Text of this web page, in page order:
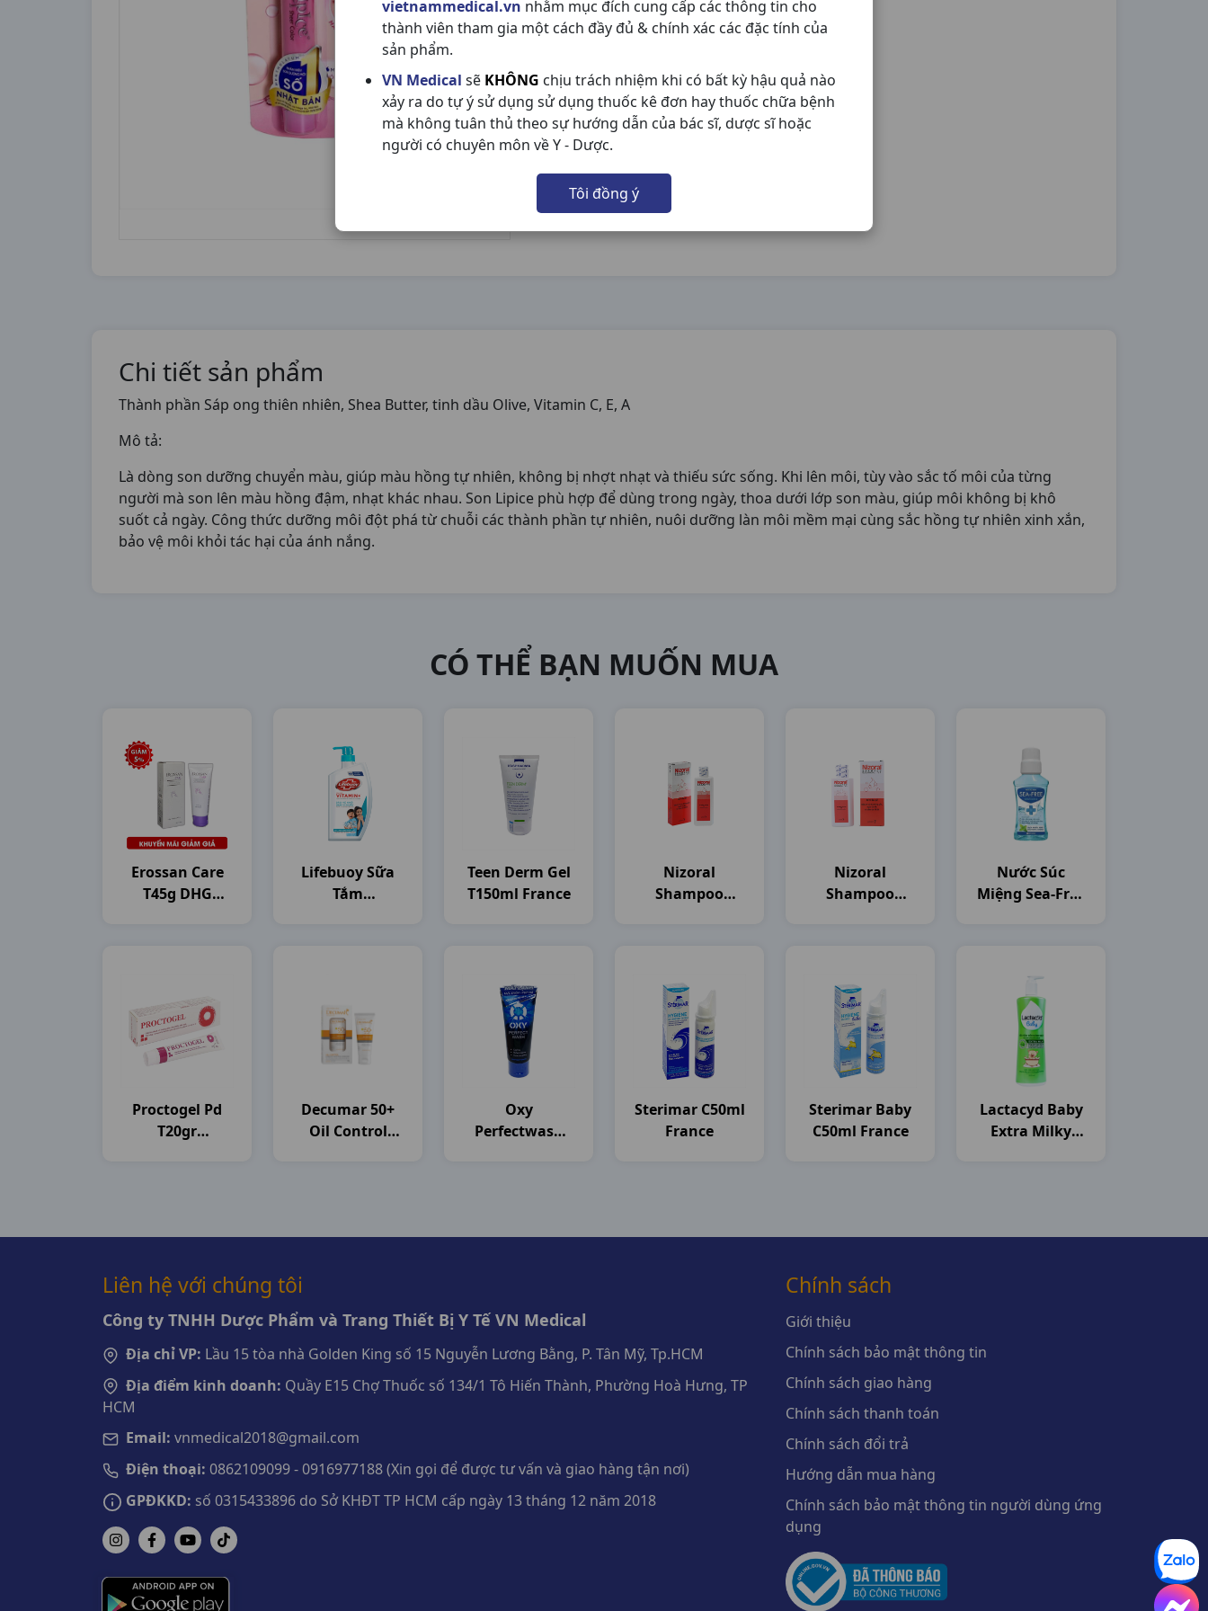
vietnammedical.vn nhằm mục đích cung cấp các thông tin cho
thành viên tham gia một cách đầy đủ & chính xác các đặc tính của
sản phẩm.
VN Medical sẽ KHÔNG chịu trách nhiệm khi có bất kỳ hậu quả nào
xảy ra do tự ý sử dụng sử dụng thuốc kê đơn hay thuốc chữa bệnh
mà không tuân thủ theo sự hướng dẫn của bác sĩ, dược sĩ hoặc
người có chuyên môn về Y - Dược.
Tôi đồng ý
Chi tiết sản phẩm
Thành phần Sáp ong thiên nhiên, Shea Butter, tinh dầu Olive, Vitamin C, E, A
Mô tả:
Là dòng son dưỡng chuyển màu, giúp màu hồng tự nhiên, không bị nhợt nhạt và thiếu sức sống. Khi lên môi, tùy vào sắc tố môi của từng
người mà son lên màu hồng đậm, nhạt khác nhau. Son Lipice phù hợp để dùng trong ngày, thoa dưới lớp son màu, giúp môi không bị khô
suốt cả ngày. Công thức dưỡng môi đột phá từ chuỗi các thành phần tự nhiên, nuôi dưỡng làn môi mềm mại cùng sắc hồng tự nhiên xinh xắn,
bảo vệ môi khỏi tác hại của ánh nắng.
CÓ THỂ BẠN MUỐN MUA
Erossan Care
T45g DHG
Lifebuoy Sữa
Tắm
Teen Derm Gel
T150ml France
Nizoral
Shampoo
Nizoral
Shampoo
Nước Súc
Miệng Sea-Free
Proctogel Pd
T20gr
Decumar 50+
Oil Control
Oxy
Perfectwash
Sterimar C50ml
France
Sterimar Baby
C50ml France
Lactacyd Baby
Extra Milky
Liên hệ với chúng tôi
Công ty TNHH Dược Phẩm và Trang Thiết Bị Y Tế VN Medical
Địa chỉ VP: Lầu 15 tòa nhà Golden King số 15 Nguyễn Lương Bằng, P. Tân Mỹ, Tp.HCM
Địa điểm kinh doanh: Quầy E15 Chợ Thuốc số 134/1 Tô Hiến Thành, Phường Hoà Hưng, TP
HCM
Email: vnmedical2018@gmail.com
Điện thoại: 0862109099 - 0916977188 (Xin gọi để được tư vấn và giao hàng tận nơi)
GPĐKKD: số 0315433896 do Sở KHĐT TP HCM cấp ngày 13 tháng 12 năm 2018
Chính sách
Giới thiệu
Chính sách bảo mật thông tin
Chính sách giao hàng
Chính sách thanh toán
Chính sách đổi trả
Hướng dẫn mua hàng
Chính sách bảo mật thông tin người dùng ứng
dụng